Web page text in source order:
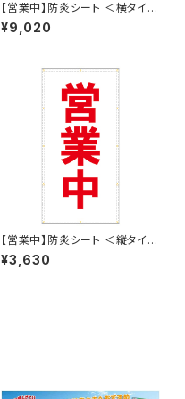
【営業中】防炎シート ＜横タイプ
w3600mm ✕ h1800mm＞
ターポリン製 足場幕 養生幕 横
¥9,020
【営業中】防炎シート ＜縦タイプ
w900mm ✕ h1800mm＞ タ
ーポリン製 足場幕 養生幕 横断
¥3,630